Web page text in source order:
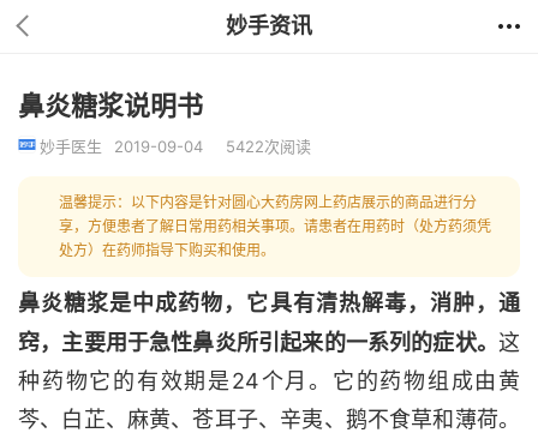
妙手资讯
鼻炎糖浆说明书
妙手医生 2019-09-04 5422次阅读
温馨提示：以下内容是针对圆心大药房网上药店展示的商品进行分
享，方便患者了解日常用药相关事项。请患者在用药时（处方药须凭
处方）在药师指导下购买和使用。
鼻炎糖浆是中成药物，它具有清热解毒，消肿，通
窍，主要用于急性鼻炎所引起来的一系列的症状。 这
种药物它的有效期是24个月。它的药物组成由黄
芩、白芷、麻黄、苍耳子、辛夷、鹅不食草和薄荷。